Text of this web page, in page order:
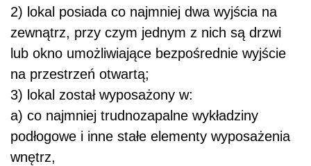
2) lokal posiada co najmniej dwa wyjścia na
zewnątrz, przy czym jednym z nich są drzwi
lub okno umożliwiające bezpośrednie wyjście
na przestrzeń otwartą;
3) lokal został wyposażony w:
a) co najmniej trudnozapalne wykładziny
podłogowe i inne stałe elementy wyposażenia
wnętrz,